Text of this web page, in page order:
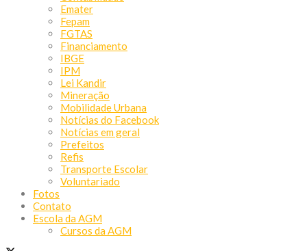
Emater
Fepam
FGTAS
Financiamento
IBGE
IPM
Lei Kandir
Mineração
Mobilidade Urbana
Notícias do Facebook
Notícias em geral
Prefeitos
Refis
Transporte Escolar
Voluntariado
Fotos
Contato
Escola da AGM
Cursos da AGM